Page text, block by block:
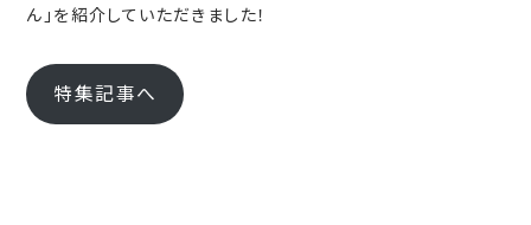
ん」を紹介していただきました！
特集記事へ